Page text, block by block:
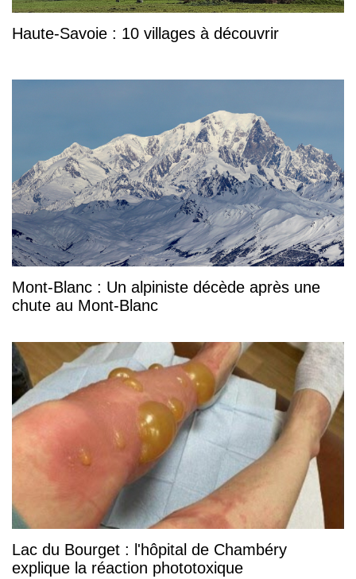
Haute-Savoie : 10 villages à découvrir
Mont-Blanc : Un alpiniste décède après une
chute au Mont-Blanc
Lac du Bourget : l'hôpital de Chambéry
explique la réaction phototoxique